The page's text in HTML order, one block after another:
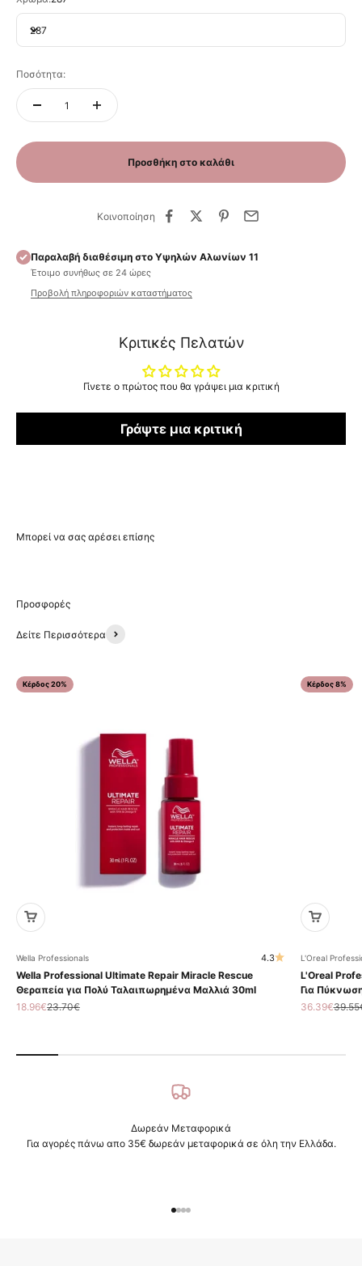
287
Ποσότητα:
Προσθήκη στο καλάθι
Κοινοποίηση
Παραλαβή διαθέσιμη στο Υψηλών Αλωνίων 11
Έτοιμο συνήθως σε 24 ώρες
Προβολή πληροφοριών καταστήματος
Κριτικές Πελατών
Γίνετε ο πρώτος που θα γράψει μια κριτική
Γράψτε μια κριτική
Δείτε Περισσότερα
Κέρδος 20%
Wella Professionals 4.3
Wella Professional Ultimate Repair Miracle Rescue
Θεραπεία για Πολύ Ταλαιπωρημένα Μαλλιά 30ml
Τιμή πώλησης
18.96€Κανονική τιμή
23.70€
Κέρδος 8%
L'Oreal
L'Oreal
Για
Τιμή
36.39€
Δωρεάν Μεταφορικά
Για αγορές πάνω απο 35€ δωρεάν μεταφορικά σε όλη την Ελλάδα.